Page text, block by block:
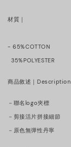
材質｜
- 65%COTTON
35%POLYESTER
商品敘述｜Description
－聯名logo夾標
－剪接活片拼接細節
－原色無彈性丹寧